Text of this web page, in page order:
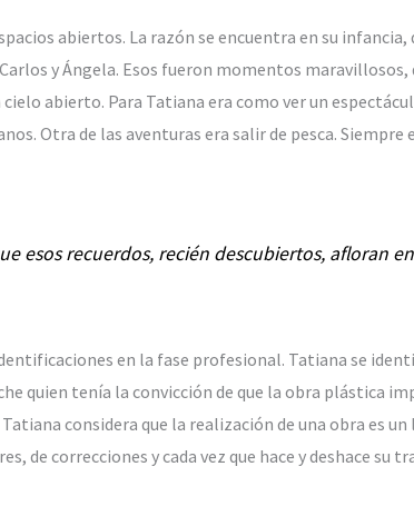
abiertos. La razón se encuentra en su
y Ángela. Esos fueron momentos
abierto. Para Tatiana era como ver un
Otra de las aventuras era salir de pesca.
esos recuerdos, recién descubiertos, afloran
en la fase profesional. Tatiana se
quien tenía la convicción de que la obra plástica
considera que la realización de una obra es
de correcciones y cada vez que hace y deshace su